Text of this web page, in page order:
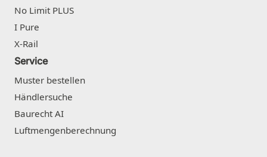
No Limit PLUS
I Pure
X-Rail
Service
Muster bestellen
Händlersuche
Baurecht AI
Luftmengenberechnung